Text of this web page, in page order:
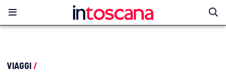
VIAGGI/